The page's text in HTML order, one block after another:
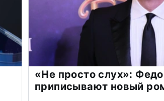
«Не просто слух»:
приписывают новый